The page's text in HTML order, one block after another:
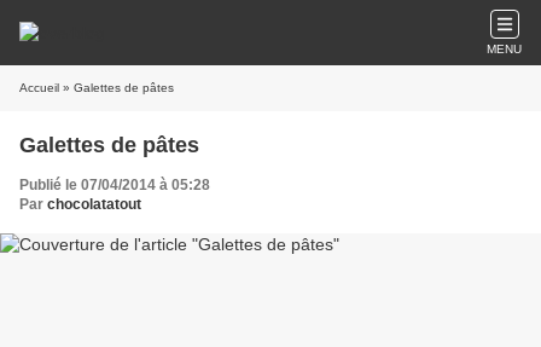
MENU
Accueil » Galettes de pâtes
Galettes de pâtes
Publié le 07/04/2014 à 05:28
Par chocolatatout